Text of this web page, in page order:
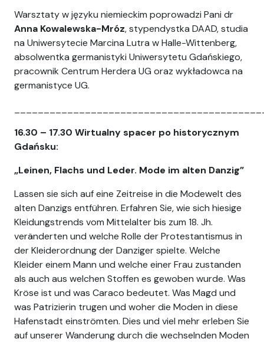
Warsztaty w języku niemieckim poprowadzi Pani dr
Anna Kowalewska-Mróz, stypendystka DAAD, studia
na Uniwersytecie Marcina Lutra w Halle-Wittenberg,
absolwentka germanistyki Uniwersytetu Gdańskiego,
pracownik Centrum Herdera UG oraz wykładowca na
germanistyce UG.
16.30 – 17.30 Wirtualny spacer po historycznym
Gdańsku:
„Leinen, Flachs und Leder. Mode im alten Danzig”
Lassen sie sich auf eine Zeitreise in die Modewelt des
alten Danzigs entführen. Erfahren Sie, wie sich hiesige
Kleidungstrends vom Mittelalter bis zum 18. Jh.
veränderten und welche Rolle der Protestantismus in
der Kleiderordnung der Danziger spielte. Welche
Kleider einem Mann und welche einer Frau zustanden
als auch aus welchen Stoffen es gewoben wurde. Was
Kröse ist und was Caraco bedeutet. Was Magd und
was Patrizierin trugen und woher die Moden in diese
Hafenstadt einströmten. Dies und viel mehr erleben Sie
auf unserer Wanderung durch die wechselnden Moden